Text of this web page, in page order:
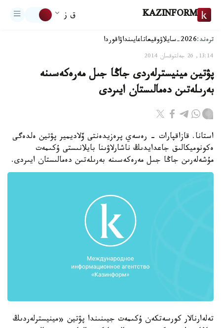
KAZINFORM ق ز
ترەند:2026-سايلاۋ وقيعاتاعايىنداۋاقوردا
13:14, 26 جەلتوقسان 2014
پۋتين مينيسترلەردى جاڭا جىل مەرەكەسىنە
بەرىلەتىن دەمالىستان ايىردى
استانا. قازاقپارات - رەسەي پرەزيدەنتى ۆلاديمير پۋتين ەلدەگى
ەكونوميكالىق جاعدايدىڭ ناشارلاۋىنا بايلانىستى ۇكىمەت
مۇشەلەرىن جاڭا جىل مەرەكەسىنە بەرىلەتىن دەمالىستان ايىردى.
تەلەارنالار كورسەتكەن ۇكىمەت جيىنىندا پۋتين «مينيسترلەردىڭ